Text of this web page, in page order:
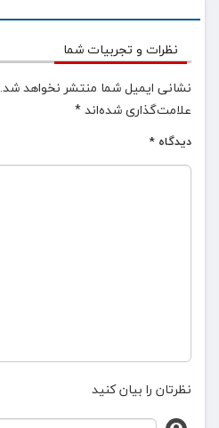
نظرات و تجربیات شما
نشانی ایمیل شما منتشر نخواهد شد.
علامت‌گذاری شده‌اند*
دیدگاه *
نظرتان را بیان کنید